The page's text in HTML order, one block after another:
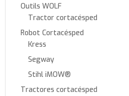
Outils WOLF
Tractor cortacésped
Robot Cortacésped
Kress
Segway
Stihl iMOW®
Tractores cortacésped